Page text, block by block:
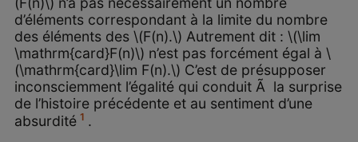
d’éléments correspondant à la limite du nombre
des éléments des \(F(n).\) Autrement dit : \(\lim
\mathrm{card}F(n)\) n’est pas forcément égal à \
(\mathrm{card}\lim F(n).\) C’est de présupposer
inconsciemment l’égalité qui conduit Ã la surprise
de l’histoire précédente et au sentiment d’une
absurdité 1 .